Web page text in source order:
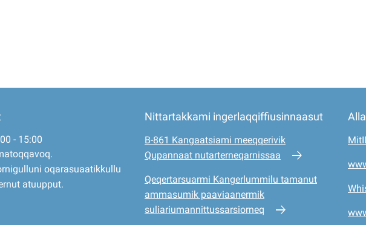
- 15:00
oqarasuaatikkullu
atuupput.
Nittartakkami ingerlaqqiffiusinnaasut
B-861 Kangaatsiami meeqqerivik
Qupannaat nutarterneqarnissaa
Qeqertarsuarmi Kangerlummilu tamanut
ammasumik paaviaanermik
suliariumannittussarsiorneq